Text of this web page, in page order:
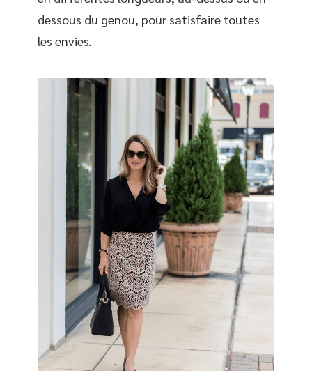
dessous du genou, pour satisfaire toutes
les envies.